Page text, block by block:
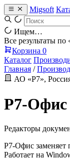
Migsoft
Ищем…
Все результаты по
Корзина 0
Каталог
Главная /
АО «Р7»,
Р7-Офис
Редакторы
Р7-Офис заменяет
Работает на